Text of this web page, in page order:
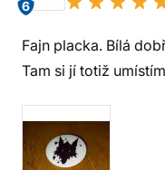
6
Fajn placka. Bílá
Tam si jí totiž